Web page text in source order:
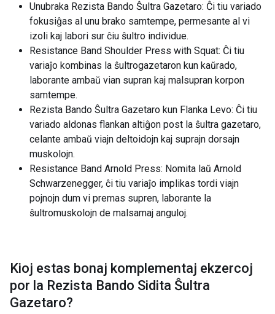
Unubraka Rezista Bando Ŝultra Gazetaro: Ĉi tiu variado
fokusiĝas al unu brako samtempe, permesante al vi
izoli kaj labori sur ĉiu ŝultro individue.
Resistance Band Shoulder Press with Squat: Ĉi tiu
variaĵo kombinas la ŝultrogazetaron kun kaŭrado,
laborante ambaŭ vian supran kaj malsupran korpon
samtempe.
Rezista Bando Ŝultra Gazetaro kun Flanka Levo: Ĉi tiu
variado aldonas flankan altiĝon post la ŝultra gazetaro,
celante ambaŭ viajn deltoidojn kaj suprajn dorsajn
muskolojn.
Resistance Band Arnold Press: Nomita laŭ Arnold
Schwarzenegger, ĉi tiu variaĵo implikas tordi viajn
pojnojn dum vi premas supren, laborante la
ŝultromuskolojn de malsamaj anguloj.
Kioj estas bonaj komplementaj ekzercoj
por la Rezista Bando Sidita Ŝultra
Gazetaro?